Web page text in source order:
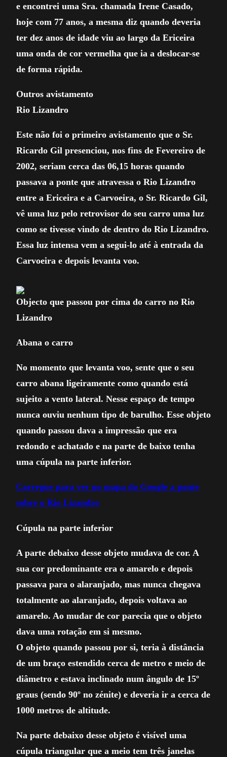
e encontrei uma Sra. chamada Irene Casado,
hoje com 77 anos, a mesma diz quando deveria
ter dez anos de idade viu ao largo da Ericeira
uma onda de cor vermelha que ia a deslocar-se
de forma rápida.
Outros avistamento
Rio Lizandro
Este não foi o primeiro avistamento que o Sr.
Ricardo Gil presenciou, nos fins de Fevereiro de
2002, seriam cerca das 06,15 horas quando
passava a ponte que atravessa o Rio Lizandro
entre a Ericeira e a Carvoeira, o Sr. Ricardo Gil,
vê uma luz pelo retrovisor do seu carro uma luz
como se tivesse vindo de dentro do Rio Lizandro.
Essa luz intensa vem a segui-lo até à entrada da
Carvoeira e depois levanta voo.
Objecto que passou por cima do carro no Rio
Lizandro
Abana o carro
No momento que levanta voo, sente que o seu
carro abana ligeiramente como quando está
sujeito a vento lateral. Nesse espaço de tempo
nunca ouviu nenhum tipo de barulho. Esse objeto
quando passou dava a impressão que era
redondo e achatado e na parte de baixo tenha
uma cúpula na parte inferior.
Carregue para ver no mapa do Google a ponte
sobre o Rio Lizandro
Cúpula na parte inferior
A parte debaixo desse objeto mudava de cor. A
sua cor predominante era o amarelo e depois
passava para o alaranjado, mas nunca chegava
totalmente ao alaranjado, depois voltava ao
amarelo. Ao mudar de cor parecia que o objeto
dava uma rotação em si mesmo.
O objeto quando passou por si, teria à distância
de um braço estendido cerca de metro e meio de
diâmetro e estava inclinado num ângulo de 15º
graus (sendo 90º no zénite) e deveria ir a cerca de
1000 metros de altitude.
Na parte debaixo desse objeto é visível uma
cúpula triangular que a meio tem três janelas